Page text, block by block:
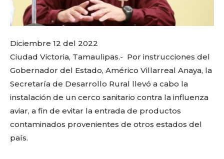
Diciembre 12 del 2022
Ciudad Victoria, Tamaulipas.- Por instrucciones del
Gobernador del Estado, Américo Villarreal Anaya, la
Secretaría de Desarrollo Rural llevó a cabo la
instalación de un cerco sanitario contra la influenza
aviar, a fin de evitar la entrada de productos
contaminados provenientes de otros estados del
país.